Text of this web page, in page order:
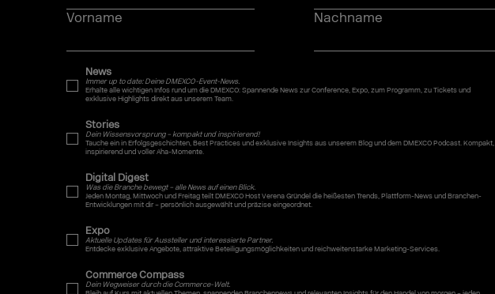
Vorname Nachname
News
Immer up to date: Deine DMEXCO-Event-News.
Erhalte alle wichtigen Infos rund um die DMEXCO: Spannende News zur Conference, Expo, zum Programm, zu Tickets und
exklusive Highlights direkt aus unserem Team.
Stories
Dein Wissensvorsprung – kompakt und inspirierend!
Tauche ein in Erfolgsgeschichten, Best Practices und exklusive Insights aus unserem Blog und dem DMEXCO Podcast. Kompakt,
inspirierend und voller Aha-Momente.
Digital Digest
Was die Branche bewegt – alle News auf einen Blick.
Jeden Montag, Mittwoch und Freitag teilt DMEXCO Host Verena Gründel die heißesten Trends, Plattform-News und Branchen-
Entwicklungen mit dir – persönlich ausgewählt und präzise eingeordnet.
Expo
Aktuelle Updates für Aussteller und interessierte Partner.
Entdecke exklusive Angebote, attraktive Beteiligungsmöglichkeiten und reichweitenstarke Marketing-Services.
Commerce Compass
Dein Wegweiser durch die Commerce-Welt.